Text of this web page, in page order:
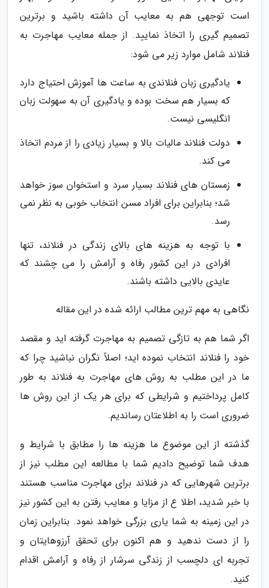
است توجهی هم به معایب آن داشته باشید و برترین
تصمیم گیری را اتخاذ نمایید. از جمله معایب مهاجرت به
فنلاند شامل موارد زیر می شود:
یادگیری زبان فنلاندی به ساعت ها آموزش احتیاج دارد
که بسیار هم سخت بوده و یادگیری آن به سهولت زبان
انگلیسی نیست.
دولت فنلاند مالیات بالا و بسیار زیادی را از مردم اتخاذ
می کند.
زمستان های فنلاند بسیار سرد و استخوان سوز خواهد
شد؛ بنابراین برای افراد مسن انتخاب خوبی به نظر نمی
رسد.
با توجه به هزینه های بالای زندگی در فنلاند، تنها
افرادی در این کشور رفاه و آرامش را می چشند که
عایدی بالایی داشته باشند.
نگاهی به مهم ترین مطالب ارائه شده در این مقاله
اگر شما هم به تازگی تصمیم به مهاجرت گرفته اید و مقصد
خود را فنلاند انتخاب نموده اید؛ اصلاً نگران نباشید چرا که
ما در این مطلب به روش های مهاجرت به فنلاند به طور
کامل پرداختیم و شرایطی که برای هر یک از این روش ها
ضروری است را به اطلاعتان رساندیم.
گذشته از این موضوع ما هزینه ها را مطابق با شرایط و
هدف شما توضیح دادیم شما با مطالعه این مطلب نیز از
برترین شهرهایی که در فنلاند برای مهاجرت مناسب هستند
با خبر شدید، اطلا ع از مزایا و معایب رفتن به این کشور نیز
در این زمینه به شما یاری بزرگی خواهد نمود. بنابراین زمان
را از دست ندهید و هم اکنون برای تحقق آرزوهایتان و
تجربه ای دلچسب از زندگی سرشار از رفاه و آرامش اقدام
کنید.